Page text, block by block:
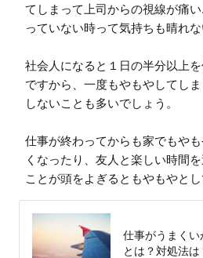
てしまって上司からの視線が痛
っていない時って気持ちも晴れな
社会人になると１日の半分以上
ですから、一度もやもやしてし
しないことも多いでしょう。
仕事が終わってからも家でもや
くなったり、友人と楽しい時間
ことが頭をよぎるともやもやとし
仕事がうまく
とは？対処法